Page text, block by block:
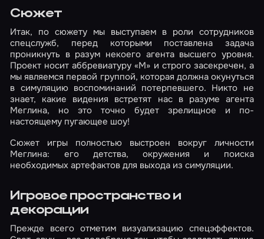
Сюжет
Итак, по сюжету мы выступаем в роли сотрудников
спецслужб, перед которыми поставлена задача
проникнуть в разум некоего агента высшего уровня.
Проект носит аббревиатуру «М» и строго засекречен, а
мы являемся первой группой, которая должна окунуться
в симуляцию воспоминаний потерпевшего. Никто не
знает, какие видения встретят нас в разуме агента
Меглина, но это точно будет зрелищное и по-
настоящему пугающее шоу!
Сюжет игры полностью выстроен вокруг личности
Меглина: его детства, окружения и поиска
необходимых артефактов для выхода из симуляции.
Игровое пространство и
декорации
Прежде всего отметим визуализацию спецэффектов.